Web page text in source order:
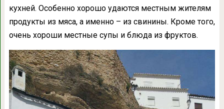
кухней. Особенно хорошо удаются местным жителям
продукты из мяса, а именно – из свинины. Кроме того,
очень хороши местные супы и блюда из фруктов.